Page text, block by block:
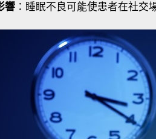
響 ：睡眠不良可能使患者在社交